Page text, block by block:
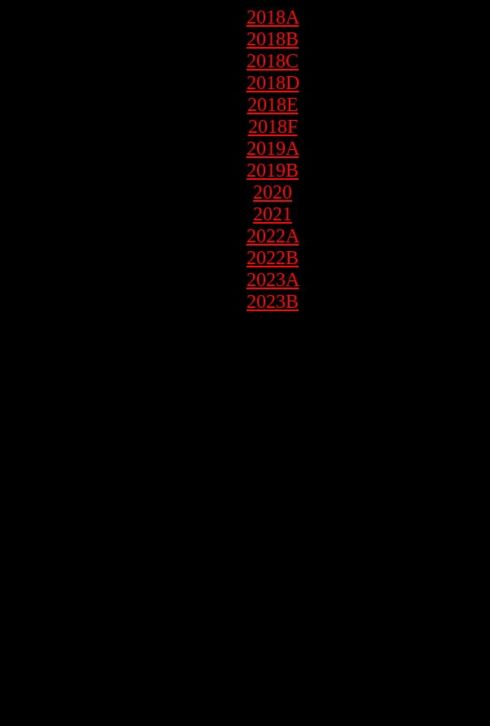
2018A
2018B
2018C
2018D
2018E
2018F
2019A
2019B
2020
2021
2022A
2022B
2023A
2023B